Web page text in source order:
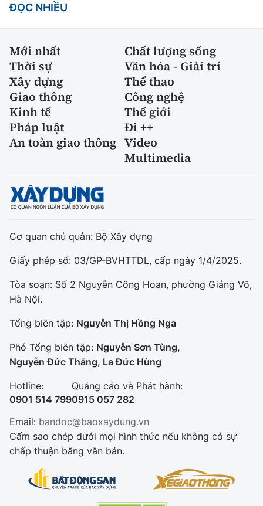
ĐỌC NHIỀU
Mới nhất
Chất lượng sống
Thời sự
Văn hóa - Giải trí
Xây dựng
Thể thao
Giao thông
Công nghệ
Kinh tế
Thế giới
Pháp luật
Đi ++
An toàn giao thông Video
Multimedia
Cơ quan chủ quản: Bộ Xây dựng
Giấy phép số: 03/GP-BVHTTDL, cấp ngày 1/4/2025.
Tòa soạn: Số 2 Nguyễn Công Hoan, phường Giảng Võ,
Hà Nội.
Tổng biên tập: Nguyễn Thị Hồng Nga
Phó Tổng biên tập: Nguyễn Sơn Tùng,
Nguyễn Đức Thắng, La Đức Hùng
Hotline:
0901 514 799
Quảng cáo và Phát hành:
0915 057 282
Email: bandoc@baoxaydung.vn
Cấm sao chép dưới mọi hình thức nếu không có sự
chấp thuận bằng văn bản.